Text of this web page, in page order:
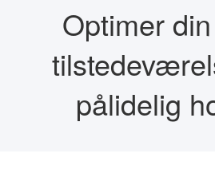
Optimer
pålidelig